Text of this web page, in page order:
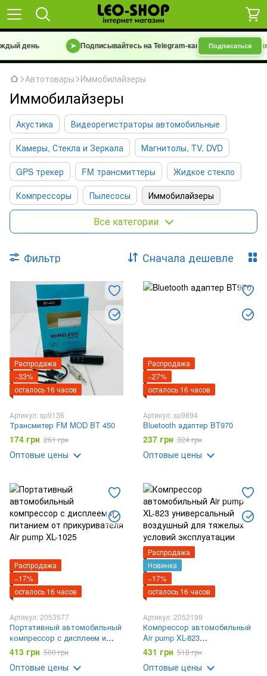
день ➤ Подписывайтесь на Telegram-канал «Барахолка 7 км
Подписаться
Автотовары Иммобилайзеры
Иммобилайзеры
Акустика
Видеорегистраторы автомобильные
Камеры, Стекла и Зеркала
Магнитолы, TV, DVD
GPS трекер
FM трансмиттеры
Жидкое стекло
Компрессоры
Пылесосы
Иммобилайзеры
Массажные подушки
Органайзер для автомобиля
Преобразователи напряжения, автомобильные инверторы
Все категории
Фильтр Сначала дешевле
Распродажа
−33%
осталось 16 часов
Артикул: sp9136
Трансмитер FM MOD BT 450
174 грн 261 грн
Оптовые цены
Распродажа
−27%
осталось 16 часов
Артикул: sp9894
Bluetooth адаптер BT970
237 грн 324 грн
Оптовые цены
Распродажа
−17%
осталось 16 часов
Артикул: 2053577
Портативный автомобильный
компрессор с дисплеем и
питанием от прикуривателя
Air pump XL-1025
413 грн 500 грн
Оптовые цены
Распродажа
Новинка
−17%
осталось 16 часов
Артикул: 2052199
Компрессор автомобильный
Air pump XL-823
универсальный воздушный
для тяжелых условий
эксплуатации
431 грн 518 грн
Оптовые цены